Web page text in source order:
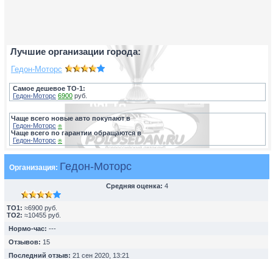
Лучшие организации города:
Гедон-Моторс
Самое дешевое ТО-1:
Гедон-Моторс 6900 руб.
Чаще всего новые авто покупают в
Гедон-Моторс ⍟
Чаще всего по гарантии обращаются в
Гедон-Моторс ⍟
Организация: Гедон-Моторс
Средняя оценка: 4
TO1: ≈6900 руб.
TO2: ≈10455 руб.
Нормо-час: ---
Отзывов: 15
Последний отзыв: 21 сен 2020, 13:21